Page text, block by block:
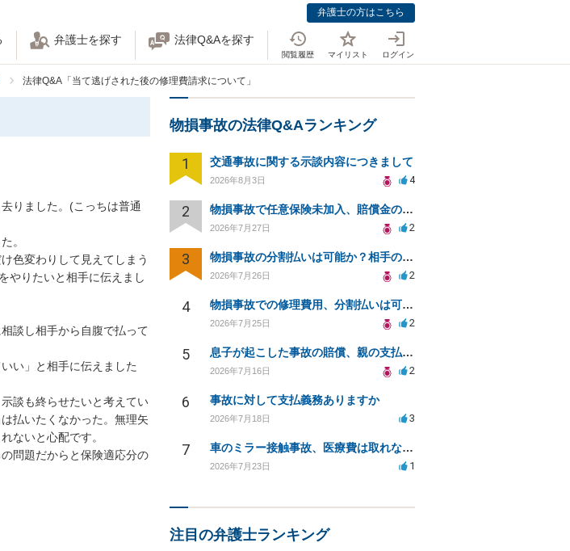
弁護士の方はこちら
弁護士を探す 法律Q&Aを探す
閲覧履歴 マイリスト ログイン
法律Q&A「当て逃げされた後の修理費請求について」
りました。(こっちは普通
。
色変わりして見えてしまう
やりたいと相手に伝えまし
談し相手から自腹で払って
い」と相手に伝えました
談も終らせたいと考えてい
払いたくなかった。無理矢
ないと心配です。
問題だからと保険適応分の
物損事故の法律Q&Aランキング
1 交通事故に関する示談内容につきまして
2026年8月3日 4
2 物損事故で任意保険未加入、賠償金の分割払いは可能か？
2026年7月27日 2
3 物損事故の分割払いは可能か？相手の威圧への対処法
2026年7月26日 2
4 物損事故での修理費用、分割払いは可能ですか？
2026年7月25日 2
5 息子が起こした事故の賠償、親の支払義務と対策は？
2026年7月16日 2
6 事故に対して支払義務ありますか
2026年7月18日 3
7 車のミラー接触事故、医療費は取れないのでしょうか？
2026年7月23日 1
注目の弁護士ランキング